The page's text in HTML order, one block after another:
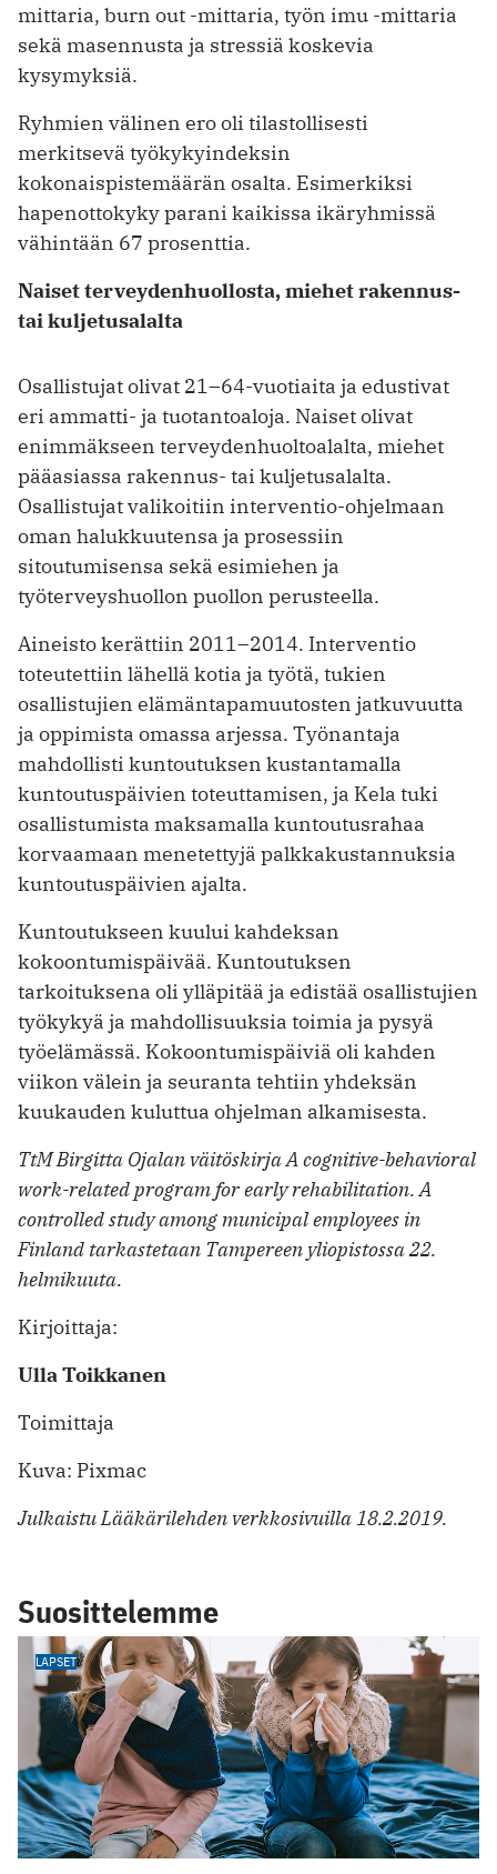
mittaria, burn out -mittaria, työn imu -mittaria
sekä masennusta ja stressiä koskevia
kysymyksiä.
Ryhmien välinen ero oli tilastollisesti
merkitsevä työkykyindeksin
kokonaispistemäärän osalta. Esimerkiksi
hapenottokyky parani kaikissa ikäryhmissä
vähintään 67 prosenttia.
Naiset terveydenhuollosta, miehet rakennus-
tai kuljetusalalta
Osallistujat olivat 21–64-vuotiaita ja edustivat
eri ammatti- ja tuotantoaloja. Naiset olivat
enimmäkseen terveydenhuoltoalalta, miehet
pääasiassa rakennus- tai kuljetusalalta.
Osallistujat valikoitiin interventio-ohjelmaan
oman halukkuutensa ja prosessiin
sitoutumisensa sekä esimiehen ja
työterveyshuollon puollon perusteella.
Aineisto kerättiin 2011–2014. Interventio
toteutettiin lähellä kotia ja työtä, tukien
osallistujien elämäntapamuutosten jatkuvuutta
ja oppimista omassa arjessa. Työnantaja
mahdollisti kuntoutuksen kustantamalla
kuntoutuspäivien toteuttamisen, ja Kela tuki
osallistumista maksamalla kuntoutusrahaa
korvaamaan menetettyjä palkkakustannuksia
kuntoutuspäivien ajalta.
Kuntoutukseen kuului kahdeksan
kokoontumispäivää. Kuntoutuksen
tarkoituksena oli ylläpitää ja edistää osallistujien
työkykyä ja mahdollisuuksia toimia ja pysyä
työelämässä. Kokoontumispäiviä oli kahden
viikon välein ja seuranta tehtiin yhdeksän
kuukauden kuluttua ohjelman alkamisesta.
TtM Birgitta Ojalan väitöskirja A cognitive-behavioral
work-related program for early rehabilitation. A
controlled study among municipal employees in
Finland tarkastetaan Tampereen yliopistossa 22.
helmikuuta.
Kirjoittaja:
Ulla Toikkanen
Toimittaja
Kuva: Pixmac
Julkaistu Lääkärilehden verkkosivuilla 18.2.2019.
Suosittelemme
LAPSET